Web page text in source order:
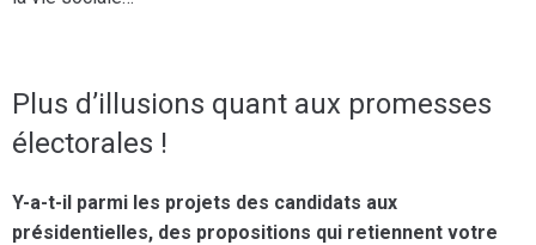
Plus d’illusions quant aux promesses
électorales !
Y-a-t-il parmi les projets des candidats aux
présidentielles, des propositions qui retiennent votre